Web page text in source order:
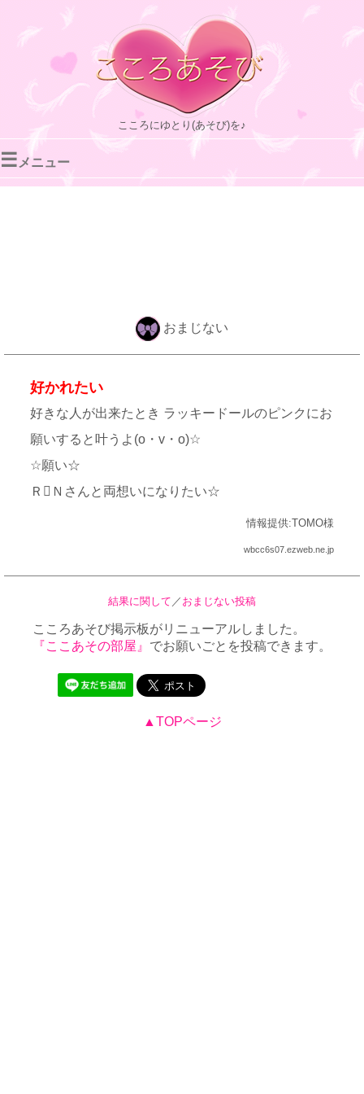
こころにゆとり(あそび)を♪
☰ メニュー
おまじない
好かれたい
好きな人が出来たとき ラッキードールのピンクにお
願いすると叶うよ(o・v・o)☆
☆願い☆
ＲＮさんと両想いになりたい☆
情報提供:TOMO様
wbcc6s07.ezweb.ne.jp
結果に関して ／ おまじない投稿
こころあそび掲示板がリニューアルしました。
『ここあその部屋』 でお願いごとを投稿できます。
▲TOPページ